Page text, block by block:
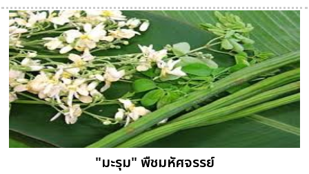
"มะรุม" พืชมหัศจรรย์